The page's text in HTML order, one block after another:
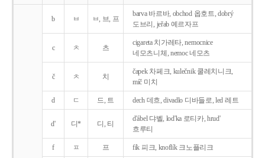
b ㅂ ㅂ, 브, 프
barva 바르바, obchod 옵호트, dobrý
도브리, jeřab 예르자프
c ㅊ 츠
cigareta 치가레타, nemocnice
네모츠니체, nemoc 네모츠
č ㅊ 치
čapek 차페크, kulečnik 쿨레치니크,
míč 미치
d ㄷ 드, 트 dech 데흐, divadlo 디바들로, led 레트
d' 디* 디, 티
d'ábel 댜벨, lod'ka 로티카, hrud'
흐루티
f ㅍ 프 fík 피크, knoflík 크노플리크